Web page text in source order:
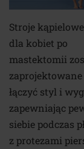
Stroje
dla kobiet po
mastektomii
łączyć styl i
zapewniając
siebie podczas
z protezami